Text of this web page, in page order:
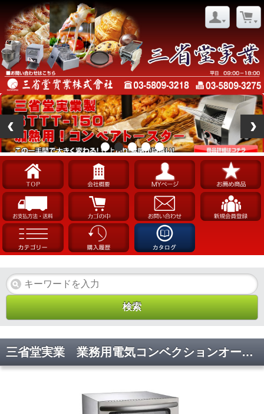
三省堂実業 業務用電気コンベクションオーブン 小型ベーカリーオーブン スチームコンベクションオーブン スチーム機能付き パントースター パン焼き機 単相200V STTE66F【代引不可】